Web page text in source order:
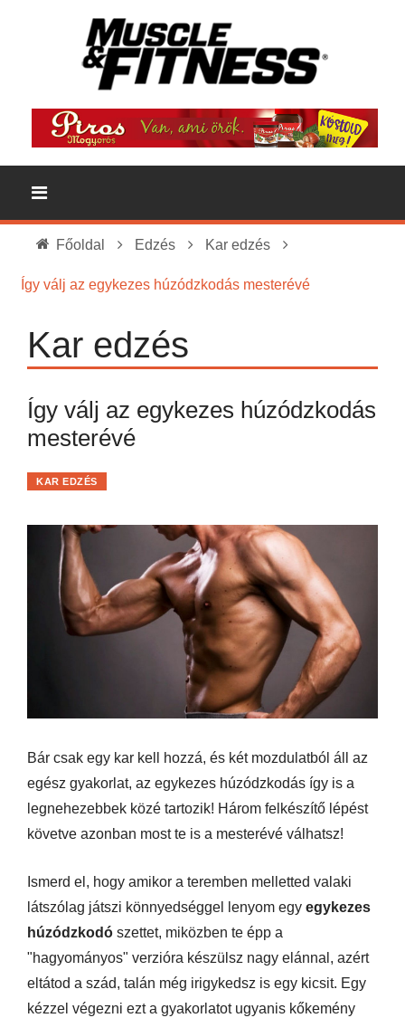
Főoldal Edzés Kar edzés
Így válj az egykezes húzódzkodás mesterévé
Kar edzés
Így válj az egykezes húzódzkodás
mesterévé
KAR EDZÉS
Bár csak egy kar kell hozzá, és két mozdulatból áll az
egész gyakorlat, az egykezes húzódzkodás így is a
legnehezebbek közé tartozik! Három felkészítő lépést
követve azonban most te is a mesterévé válhatsz!
Ismerd el, hogy amikor a teremben melletted valaki
látszólag játszi könnyedséggel lenyom egy egykezes
húzódzkodó szettet, miközben te épp a
"hagyományos" verzióra készülsz nagy elánnal, azért
eltátod a szád, talán még irigykedsz is egy kicsit. Egy
kézzel végezni ezt a gyakorlatot ugyanis kőkemény